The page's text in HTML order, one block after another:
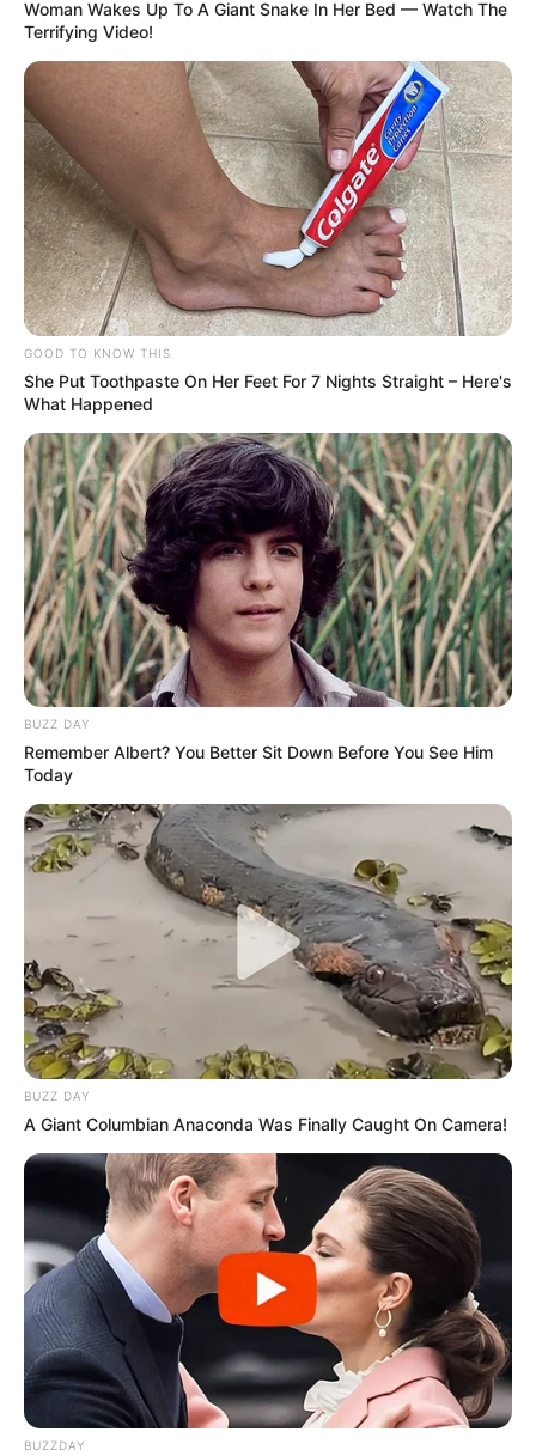
Woman Wakes Up To A Giant Snake In Her Bed — Watch The
Terrifying Video!
GOOD TO KNOW THIS
She Put Toothpaste On Her Feet For 7 Nights Straight – Here's
What Happened
BUZZ DAY
Remember Albert? You Better Sit Down Before You See Him
Today
BUZZ DAY
A Giant Columbian Anaconda Was Finally Caught On Camera!
BUZZDAY